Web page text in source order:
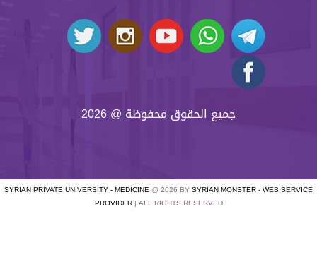
جميع الحقوق محفوظة @ 2026
SYRIAN PRIVATE UNIVERSITY - MEDICINE@ 2026 BYSYRIAN MONSTER - WEB SERVICE
PROVIDER| ALL RIGHTS RESERVED